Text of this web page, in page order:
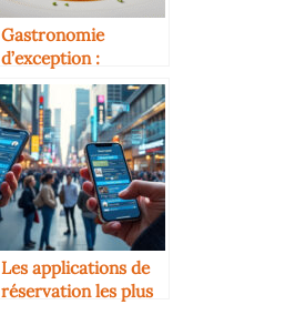
Gastronomie
d’exception :
découvrez
l’expérience culinaire
unique d’osamoelle-
restaurant.com
Les applications de
réservation les plus